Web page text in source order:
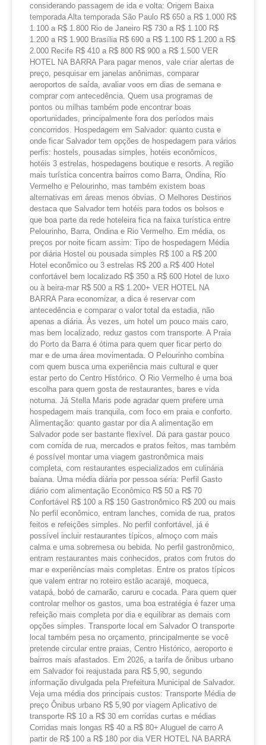
considerando passagem de ida e volta: Origem Baixa
temporada Alta temporada São Paulo R$ 650 a R$ 1.000 R$
1.100 a R$ 1.800 Rio de Janeiro R$ 730 a R$ 1.100 R$
1.200 a R$ 1.900 Brasília R$ 690 a R$ 1.100 R$ 1.200 a R$
2.000 Recife R$ 410 a R$ 800 R$ 900 a R$ 1.500 VER
HOTEL NA BARRA Para pagar menos, vale criar alertas de
preço, pesquisar em janelas anônimas, comparar
aeroportos de saída, avaliar voos em dias de semana e
comprar com antecedência. Quem usa programas de
pontos ou milhas também pode encontrar boas
oportunidades, principalmente fora dos períodos mais
concorridos. Hospedagem em Salvador: quanto custa e
onde ficar Salvador tem opções de hospedagem para vários
perfis: hostels, pousadas simples, hotéis econômicos,
hotéis 3 estrelas, hospedagens boutique e resorts. A região
mais turística concentra bairros como Barra, Ondina, Rio
Vermelho e Pelourinho, mas também existem boas
alternativas em áreas menos óbvias. O Melhores Destinos
destaca que Salvador tem hotéis para todos os bolsos e
que boa parte da rede hoteleira fica na faixa turística entre
Pelourinho, Barra, Ondina e Rio Vermelho. Em média, os
preços por noite ficam assim: Tipo de hospedagem Média
por diária Hostel ou pousada simples R$ 100 a R$ 200
Hotel econômico ou 3 estrelas R$ 200 a R$ 400 Hotel
confortável bem localizado R$ 350 a R$ 600 Hotel de luxo
ou à beira-mar R$ 500 a R$ 1.200+ VER HOTEL NA
BARRA Para economizar, a dica é reservar com
antecedência e comparar o valor total da estadia, não
apenas a diária. Às vezes, um hotel um pouco mais caro,
mas bem localizado, reduz gastos com transporte. A Praia
do Porto da Barra é ótima para quem quer ficar perto do
mar e de uma área movimentada. O Pelourinho combina
com quem busca uma experiência mais cultural e quer
estar perto do Centro Histórico. O Rio Vermelho é uma boa
escolha para quem gosta de restaurantes, bares e vida
noturna. Já Stella Maris pode agradar quem prefere uma
hospedagem mais tranquila, com foco em praia e conforto.
Alimentação: quanto gastar por dia A alimentação em
Salvador pode ser bastante flexível. Dá para gastar pouco
com comida de rua, mercados e pratos feitos, mas também
é possível montar uma viagem gastronômica mais
completa, com restaurantes especializados em culinária
baiana. Uma média diária por pessoa séria: Perfil Gasto
diário com alimentação Econômico R$ 50 a R$ 70
Confortável R$ 100 a R$ 150 Gastronômico R$ 200 ou mais
No perfil econômico, entram lanches, comida de rua, pratos
feitos e refeições simples. No perfil confortável, já é
possível incluir restaurantes típicos, almoço com mais
calma e uma sobremesa ou bebida. No perfil gastronômico,
entram restaurantes mais conhecidos, pratos com frutos do
mar e experiências mais completas. Entre os pratos típicos
que valem entrar no roteiro estão acarajé, moqueca,
vatapá, bobó de camarão, caruru e cocada. Para quem quer
controlar melhor os gastos, uma boa estratégia é fazer uma
refeição mais completa por dia e equilibrar as demais com
opções simples. Transporte local em Salvador O transporte
local também pesa no orçamento, principalmente se você
pretende circular entre praias, Centro Histórico, aeroporto e
bairros mais afastados. Em 2026, a tarifa de ônibus urbano
em Salvador foi reajustada para R$ 5,90, segundo
informação divulgada pela Prefeitura Municipal de Salvador.
Veja uma média dos principais custos: Transporte Média de
preço Ônibus urbano R$ 5,90 por viagem Aplicativo de
transporte R$ 10 a R$ 30 em corridas curtas e médias
Corridas mais longas R$ 40 a R$ 80+ Aluguel de carro A
partir de R$ 100 a R$ 180 por dia VER HOTEL NA BARRA